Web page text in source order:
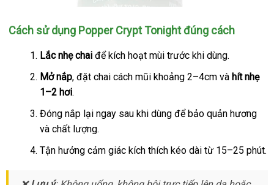
Popper
Tonight
tăng
Cách sử dụng Popper Crypt Tonight đúng cách
Lắc nhẹ chai sửa
chữa
để kích hoạt mùi trước khi dùng.
Mở nắpxưởng
, đặt chai cách mũi khoảng 2–4cm và hít nhẹ
1–2 hơi.
Đóng nắp lại ngay sau khi dùng bảng
để bảo quản hương
và chất lượng.
Tận hưởng cảm giác kích thích kéo dài từ 15–25 phút.